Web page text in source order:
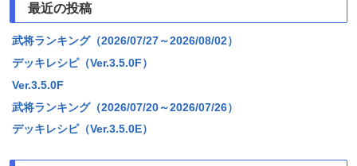
最近の投稿
武将ランキング（2026/07/27～2026/08/02）
デッキレシピ（Ver.3.5.0F）
Ver.3.5.0F
武将ランキング（2026/07/20～2026/07/26）
デッキレシピ（Ver.3.5.0E）